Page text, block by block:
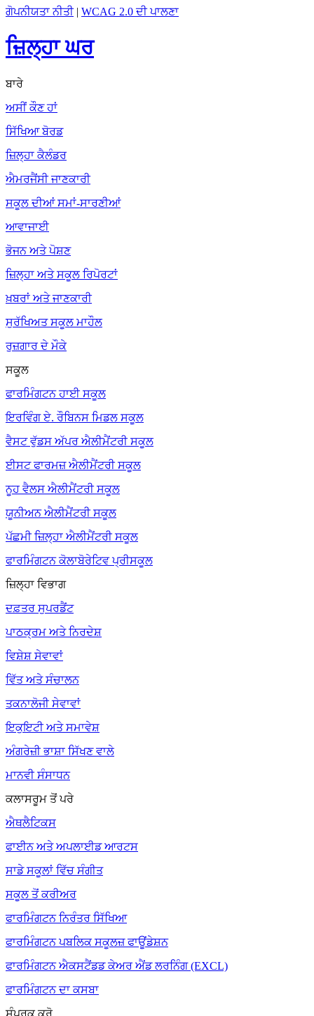
ਗੋਪਨੀਯਤਾ ਨੀਤੀ| WCAG 2.0 ਦੀ ਪਾਲਣਾ
ਜ਼ਿਲ੍ਹਾ ਘਰ
ਬਾਰੇ
ਅਸੀਂ ਕੌਣ ਹਾਂ
ਸਿੱਖਿਆ ਬੋਰਡ
ਜ਼ਿਲ੍ਹਾ ਕੈਲੰਡਰ
ਐਮਰਜੈਂਸੀ ਜਾਣਕਾਰੀ
ਸਕੂਲ ਦੀਆਂ ਸਮਾਂ-ਸਾਰਣੀਆਂ
ਆਵਾਜਾਈ
ਭੋਜਨ ਅਤੇ ਪੋਸ਼ਣ
ਜ਼ਿਲ੍ਹਾ ਅਤੇ ਸਕੂਲ ਰਿਪੋਰਟਾਂ
ਖ਼ਬਰਾਂ ਅਤੇ ਜਾਣਕਾਰੀ
ਸੁਰੱਖਿਅਤ ਸਕੂਲ ਮਾਹੌਲ
ਰੁਜ਼ਗਾਰ ਦੇ ਮੌਕੇ
ਸਕੂਲ
ਫਾਰਮਿੰਗਟਨ ਹਾਈ ਸਕੂਲ
ਇਰਵਿੰਗ ਏ. ਰੌਬਿਨਸ ਮਿਡਲ ਸਕੂਲ
ਵੈਸਟ ਵੁੱਡਸ ਅੱਪਰ ਐਲੀਮੈਂਟਰੀ ਸਕੂਲ
ਈਸਟ ਫਾਰਮਜ਼ ਐਲੀਮੈਂਟਰੀ ਸਕੂਲ
ਨੂਹ ਵੈਲਸ ਐਲੀਮੈਂਟਰੀ ਸਕੂਲ
ਯੂਨੀਅਨ ਐਲੀਮੈਂਟਰੀ ਸਕੂਲ
ਪੱਛਮੀ ਜ਼ਿਲ੍ਹਾ ਐਲੀਮੈਂਟਰੀ ਸਕੂਲ
ਫਾਰਮਿੰਗਟਨ ਕੋਲਾਬੋਰੇਟਿਵ ਪ੍ਰੀਸਕੂਲ
ਜ਼ਿਲ੍ਹਾ ਵਿਭਾਗ
ਦਫ਼ਤਰ ਸੁਪਰਡੈਂਟ
ਪਾਠਕ੍ਰਮ ਅਤੇ ਨਿਰਦੇਸ਼
ਵਿਸ਼ੇਸ਼ ਸੇਵਾਵਾਂ
ਵਿੱਤ ਅਤੇ ਸੰਚਾਲਨ
ਤਕਨਾਲੋਜੀ ਸੇਵਾਵਾਂ
ਇਕੁਇਟੀ ਅਤੇ ਸਮਾਵੇਸ਼
ਅੰਗਰੇਜ਼ੀ ਭਾਸ਼ਾ ਸਿੱਖਣ ਵਾਲੇ
ਮਾਨਵੀ ਸੰਸਾਧਨ
ਕਲਾਸਰੂਮ ਤੋਂ ਪਰੇ
ਐਥਲੈਟਿਕਸ
ਫਾਈਨ ਅਤੇ ਅਪਲਾਈਡ ਆਰਟਸ
ਸਾਡੇ ਸਕੂਲਾਂ ਵਿੱਚ ਸੰਗੀਤ
ਸਕੂਲ ਤੋਂ ਕਰੀਅਰ
ਫਾਰਮਿੰਗਟਨ ਨਿਰੰਤਰ ਸਿੱਖਿਆ
ਫਾਰਮਿੰਗਟਨ ਪਬਲਿਕ ਸਕੂਲਜ਼ ਫਾਊਂਡੇਸ਼ਨ
ਫਾਰਮਿੰਗਟਨ ਐਕਸਟੈਂਡਡ ਕੇਅਰ ਐਂਡ ਲਰਨਿੰਗ (EXCL)
ਫਾਰਮਿੰਗਟਨ ਦਾ ਕਸਬਾ
ਸੰਪਰਕ ਕਰੋ